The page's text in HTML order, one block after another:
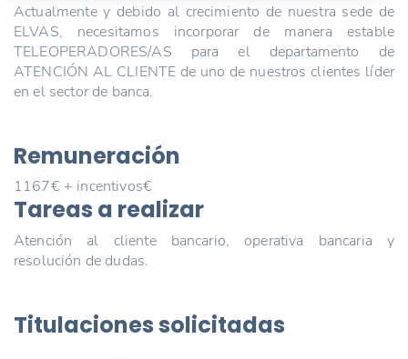
Actualmente y debido al crecimiento de nuestra sede de
ELVAS, necesitamos incorporar de manera estable
TELEOPERADORES/AS para el departamento de
ATENCIÓN AL CLIENTE de uno de nuestros clientes líder
en el sector de banca.
Remuneración
1167€ + incentivos€
Tareas a realizar
Atención al cliente bancario, operativa bancaria y
resolución de dudas.
Titulaciones solicitadas